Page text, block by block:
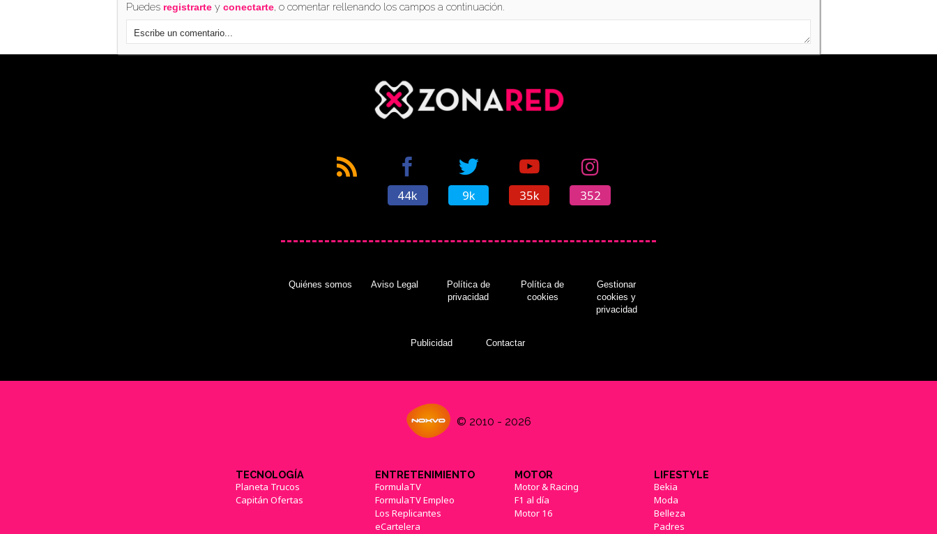
Puedes registrartey conectarte, o comentar rellenando los campos a continuación.
44k 9k 35k 352
Quiénes somos Aviso Legal
Política de
privacidad
Política de
cookies
Gestionar
cookies y
privacidad
Publicidad Contactar
© 2010 - 2026
TECNOLOGÍA
Planeta Trucos
Capitán Ofertas
ENTRETENIMIENTO
FormulaTV
FormulaTV Empleo
Los Replicantes
eCartelera
MOTOR
Motor & Racing
F1 al día
Motor 16
LIFESTYLE
Bekia
Moda
Belleza
Padres